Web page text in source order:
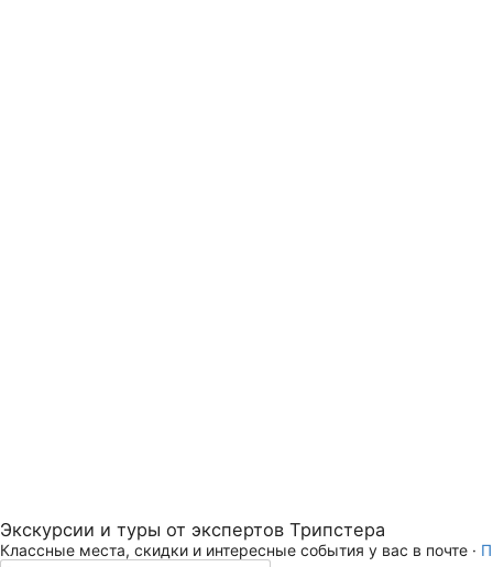
Экскурсии и туры от экспертов Трипстера
Классные места, скидки и интересные события у вас в почте ·